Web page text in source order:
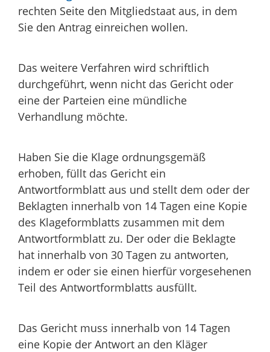
rechten Seite den Mitgliedstaat aus, in dem
Sie den Antrag einreichen wollen.
Das weitere Verfahren wird schriftlich
durchgeführt, wenn nicht das Gericht oder
eine der Parteien eine mündliche
Verhandlung möchte.
Haben Sie die Klage ordnungsgemäß
erhoben, füllt das Gericht ein
Antwortformblatt aus und stellt dem oder der
Beklagten innerhalb von 14 Tagen eine Kopie
des Klageformblatts zusammen mit dem
Antwortformblatt zu. Der oder die Beklagte
hat innerhalb von 30 Tagen zu antworten,
indem er oder sie einen hierfür vorgesehenen
Teil des Antwortformblatts ausfüllt.
Das Gericht muss innerhalb von 14 Tagen
eine Kopie der Antwort an den Kläger